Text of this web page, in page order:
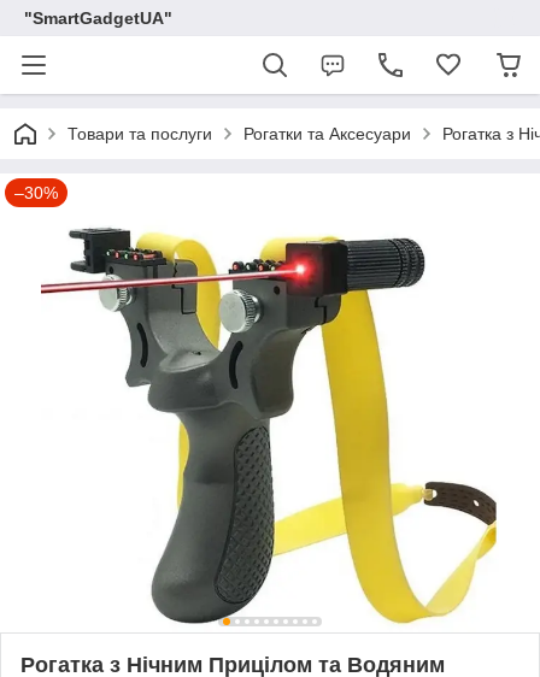
"SmartGadgetUA"
Товари та послуги Рогатки та Аксесуари Рогатка з
–30%
Рогатка з Нічним Прицілом та Водяним